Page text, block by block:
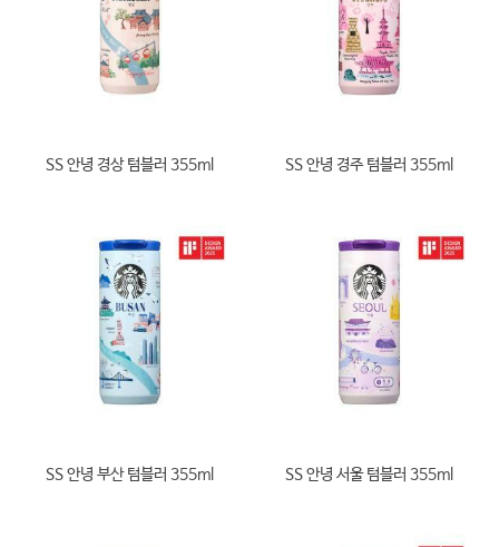
SS 안녕 경상 텀블러 355ml SS 안녕 경주 텀블러 355ml
SS 안녕 부산 텀블러 355ml SS 안녕 서울 텀블러 355ml